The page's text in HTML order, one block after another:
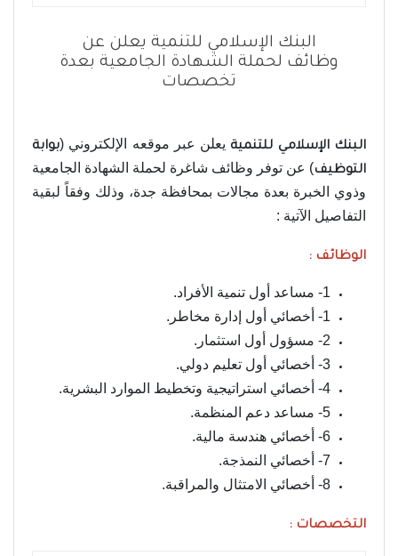
البنك الإسلامي للتنمية يعلن عن
وظائف لحملة الشهادة الجامعية بعدة
تخصصات
البنك الإسلامي للتنمية يعلن عبر موقعه الإلكتروني (بوابة
التوظيف) عن توفر وظائف شاغرة لحملة الشهادة الجامعية
وذوي الخبرة بعدة مجالات بمحافظة جدة، وذلك وفقاً لبقية
التفاصيل الآتية :
الوظائف :
1- مساعد أول تنمية الأفراد.
1- أخصائي أول إدارة مخاطر.
2- مسؤول أول استثمار.
3- أخصائي أول تعليم دولي.
4- أخصائي استراتيجية وتخطيط الموارد البشرية.
5- مساعد دعم المنظمة.
6- أخصائي هندسة مالية.
7- أخصائي النمذجة.
8- أخصائي الامتثال والمراقبة.
التخصصات :